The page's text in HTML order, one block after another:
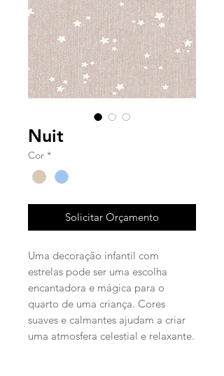
Nuit
Cor *
Solicitar Orçamento
Uma decoração infantil com
estrelas pode ser uma escolha
encantadora e mágica para o
quarto de uma criança. Cores
suaves e calmantes ajudam a criar
uma atmosfera celestial e relaxante.